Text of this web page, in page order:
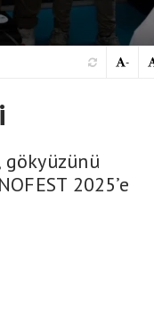
-
gökyüzünü
2025’e